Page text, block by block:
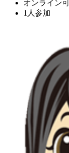
オンライン
1人参加